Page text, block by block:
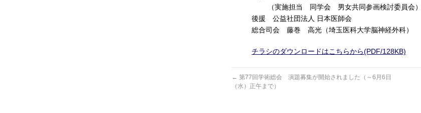
（実施担当 同学会 男女共同参画検討委員会）
後援 公益社団法人 日本医師会
総合司会 藤巻 高光（埼玉医科大学脳神経外科）
チラシのダウンロードはこちらから(PDF/128KB)
← 第77回学術総会 演題募集が開始されました（～6月6日
（水）正午まで）